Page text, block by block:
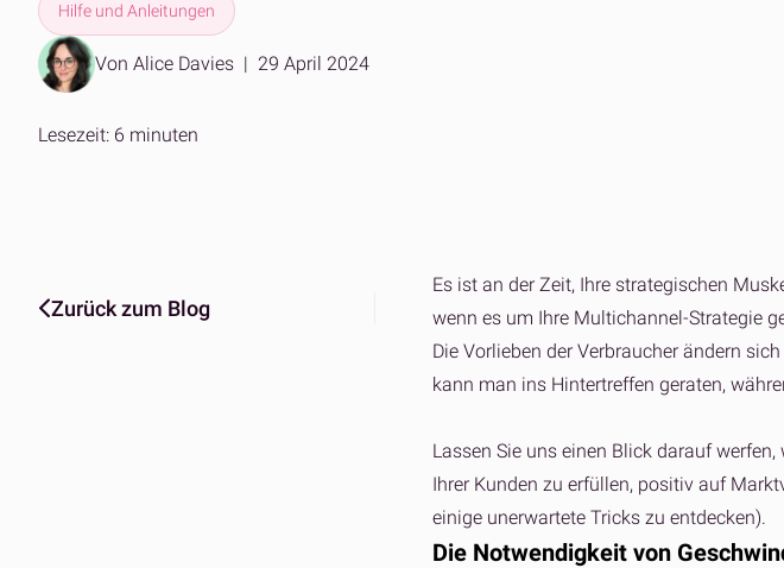
B2B- und DTC-Fulfillment
Eine Plattform für jeden Markt
Lagerstandorte
Hilfe und Anleitungen
Von Alice Davies | 29 April 2024
Lesezeit: 6 minuten
Zurück zum Blog
Es ist an der Zeit, Ihre strategischen
wenn es um Ihre Multichannel-Strategie
Die Vorlieben der Verbraucher ändern
kann man ins Hintertreffen geraten,
Lassen Sie uns einen Blick darauf
Ihrer Kunden zu erfüllen, positiv auf
einige unerwartete Tricks zu entdecken).
Die Notwendigkeit von